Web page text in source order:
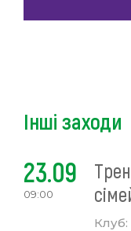
Інші заходи
23.09
09:00
Клуб: